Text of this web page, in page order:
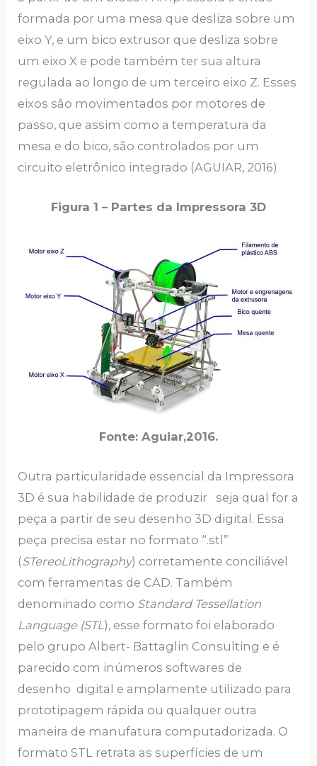
formada por uma mesa que desliza sobre um
eixo Y, e um bico extrusor que desliza sobre
um eixo X e pode também ter sua altura
regulada ao longo de um terceiro eixo Z. Esses
eixos são movimentados por motores de
passo, que assim como a temperatura da
mesa e do bico, são controlados por um
circuito eletrônico integrado (AGUIAR, 2016)
Figura 1 – Partes da Impressora 3D
Fonte: Aguiar,2016.
Outra particularidade essencial da Impressora
3D é sua habilidade de produzir seja qual for a
peça a partir de seu desenho 3D digital. Essa
peça precisa estar no formato “.stl”
(STereoLithography) corretamente conciliável
com ferramentas de CAD. Também
denominado como Standard Tessellation
Language (STL), esse formato foi elaborado
pelo grupo Albert- Battaglin Consulting e é
parecido com inúmeros softwares de
desenho digital e amplamente utilizado para
prototipagem rápida ou qualquer outra
maneira de manufatura computadorizada. O
formato STL retrata as superfícies de um